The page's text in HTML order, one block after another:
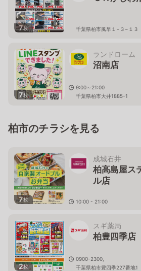
7枚 千葉県柏市風早１−３−１３
7枚
ランドローム
沼南店
9:00～21:00
千葉県柏市大井1885-1
柏市のチラシを見る
7枚
成城石井
柏高島屋ス
ル店
10:00 - 21:00
2枚
スギ薬局
柏豊四季店
0900-2300,
千葉県柏市豊四季227番地1